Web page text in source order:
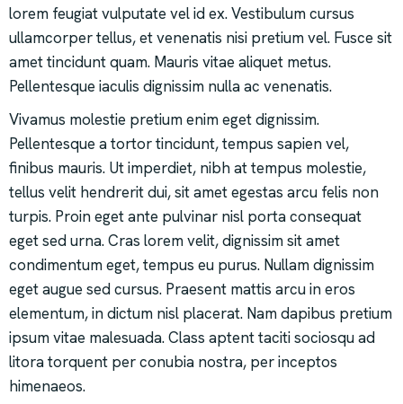
lorem feugiat vulputate vel id ex. Vestibulum cursus
ullamcorper tellus, et venenatis nisi pretium vel. Fusce sit
amet tincidunt quam. Mauris vitae aliquet metus.
Pellentesque iaculis dignissim nulla ac venenatis.
Vivamus molestie pretium enim eget dignissim.
Pellentesque a tortor tincidunt, tempus sapien vel,
finibus mauris. Ut imperdiet, nibh at tempus molestie,
tellus velit hendrerit dui, sit amet egestas arcu felis non
turpis. Proin eget ante pulvinar nisl porta consequat
eget sed urna. Cras lorem velit, dignissim sit amet
condimentum eget, tempus eu purus. Nullam dignissim
eget augue sed cursus. Praesent mattis arcu in eros
elementum, in dictum nisl placerat. Nam dapibus pretium
ipsum vitae malesuada. Class aptent taciti sociosqu ad
litora torquent per conubia nostra, per inceptos
himenaeos.